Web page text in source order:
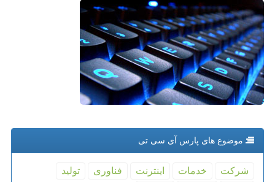
موضوع های پارس آی سی تی
شركت خدمات اینترنت فناوری
تولید